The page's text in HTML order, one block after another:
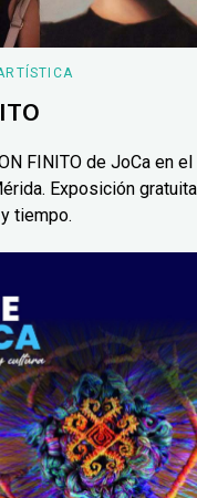
FINITO de JoCa en
Exposición
tiempo.